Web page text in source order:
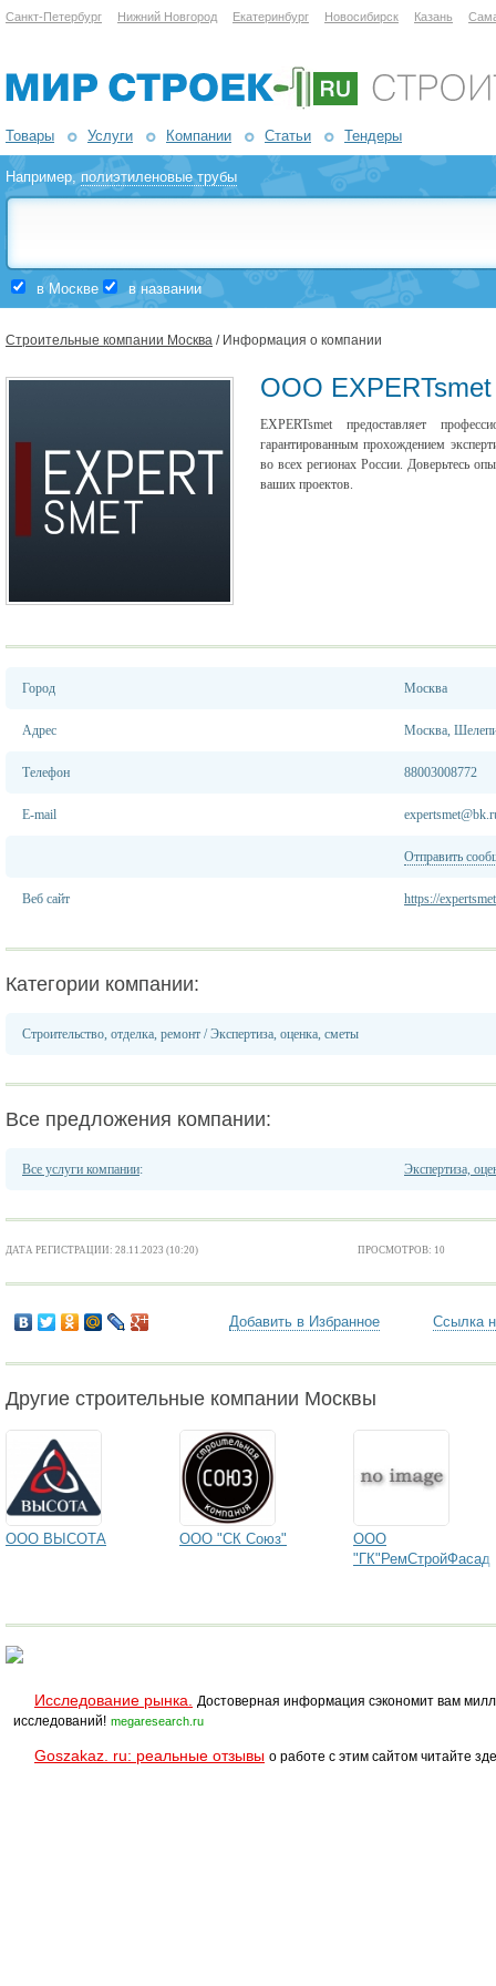
Санкт-Петербург Нижний Новгород Екатеринбург Новосибирск Казань
Товары Услуги Компании Статьи Тендеры
Например,полиэтиленовые трубы
в Москве в названии
Строительные компании Москва / Информация о компании
ООО EXPERTsmet
EXPERTsmet предоставляет
гарантированным прохождением
во всех регионах России. Доверьтесь
ваших проектов.
Город Москва
Адрес Москва,
Телефон 88003008772
E-mail
Отправить
Веб сайт https://
Категории компании:
Строительство, отделка, ремонт /Экспертиза, оценка, сметы
Все предложения компании:
Все услуги компании: Экспертиза,
ДАТА РЕГИСТРАЦИИ: 28.11.2023 (10:20) ПРОСМОТРОВ: 10
Добавить в Избранное Ссылка
Другие строительные компании Москвы
ООО ВЫСОТА ООО "СК Союз"
ООО
"ГК"РемСтройФасад
Исследование рынка.
Достоверная информация сэкономит вам
исследований! megaresearch.ru
Goszakaz. ru: реальные отзывы о работе с этим сайтом читайте